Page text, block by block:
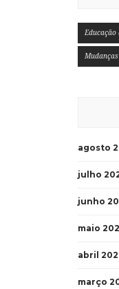
agosto
julho
junho
maio
abril
março